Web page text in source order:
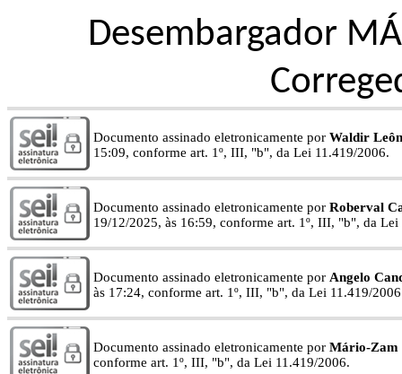
Desembargador
Documento assinado eletronicamente por Waldir
15:09, conforme art. 1º, III, "b", da Lei 11.419/2006.
Documento assinado eletronicamente por Roberval
19/12/2025, às 16:59, conforme art. 1º, III, "b", da
Documento assinado eletronicamente por Angelo
às 17:24, conforme art. 1º, III, "b", da Lei 11.419/
Documento assinado eletronicamente por Mário-Zam
conforme art. 1º, III, "b", da Lei 11.419/2006.